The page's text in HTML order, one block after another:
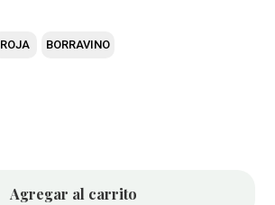
ROJA BORRAVINO
Agregar al carrito